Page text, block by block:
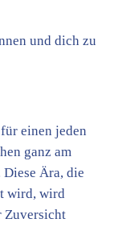
und dich zu
einen jeden
ganz am
Ära, die
wird, wird
Zuversicht